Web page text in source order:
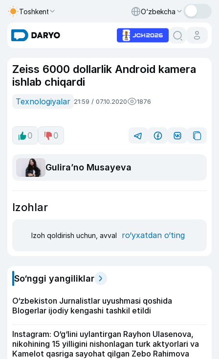
Toshkent O‘zbekcha
Zeiss 6000 dollarlik Android kamera
ishlab chiqardi
Texnologiyalar 21:59 / 07.10.2020 1876
0 0
Guliraʼno Musayeva
Izohlar
Izoh qoldirish uchun, avval ro‘yxatdan o‘ting
So‘nggi yangiliklar
O‘zbekiston Jurnalistlar uyushmasi qoshida
Blogerlar ijodiy kengashi tashkil etildi
Instagram: O‘g‘lini uylantirgan Rayhon Ulasenova,
nikohining 15 yilligini nishonlagan turk aktyorlari va
Kamelot qasriga sayohat qilgan Zebo Rahimova